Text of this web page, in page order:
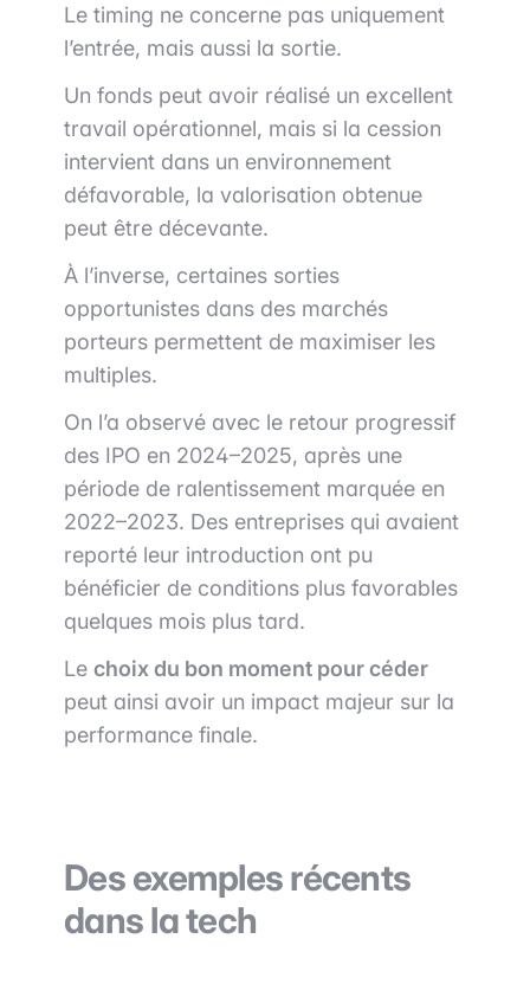
Le timing ne concerne pas uniquement
l’entrée, mais aussi la sortie.
Un fonds peut avoir réalisé un excellent
travail opérationnel, mais si la cession
intervient dans un environnement
défavorable, la valorisation obtenue
peut être décevante.
À l’inverse, certaines sorties
opportunistes dans des marchés
porteurs permettent de maximiser les
multiples.
On l’a observé avec le retour progressif
des IPO en 2024–2025, après une
période de ralentissement marquée en
2022–2023. Des entreprises qui avaient
reporté leur introduction ont pu
bénéficier de conditions plus favorables
quelques mois plus tard.
Le choix du bon moment pour céder
peut ainsi avoir un impact majeur sur la
performance finale.
Des exemples récents
dans la tech